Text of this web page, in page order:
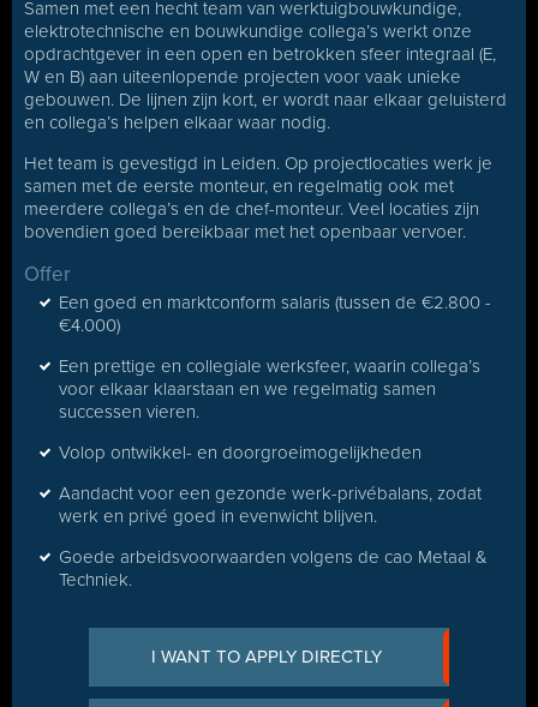
Samen met een hecht team van werktuigbouwkundige,
elektrotechnische en bouwkundige collega’s werkt onze
opdrachtgever in een open en betrokken sfeer integraal (E,
W en B) aan uiteenlopende projecten voor vaak unieke
gebouwen. De lijnen zijn kort, er wordt naar elkaar geluisterd
en collega’s helpen elkaar waar nodig.
Het team is gevestigd in Leiden. Op projectlocaties werk je
samen met de eerste monteur, en regelmatig ook met
meerdere collega’s en de chef-monteur. Veel locaties zijn
bovendien goed bereikbaar met het openbaar vervoer.
Offer
Een goed en marktconform salaris (tussen de €2.800 -
€4.000)
Een prettige en collegiale werksfeer, waarin collega’s
voor elkaar klaarstaan en we regelmatig samen
successen vieren.
Volop ontwikkel- en doorgroeimogelijkheden
Aandacht voor een gezonde werk-privébalans, zodat
werk en privé goed in evenwicht blijven.
Goede arbeidsvoorwaarden volgens de cao Metaal &
Techniek.
I WANT TO APPLY DIRECTLY